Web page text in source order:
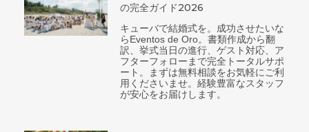
の完全ガイド2026
キューバで結婚式を。成功させたいな
らEventos de Oro。書類作成から翻
訳、挙式当日の進行、ゲスト対応、ア
フターフォローまで完全トータルサポ
ート。まずは無料相談をお気軽にご利
用くださいませ。経験豊富なスタッフ
が安心をお届けします。